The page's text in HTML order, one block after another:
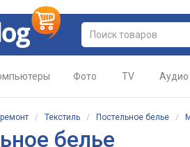
Фото TV Аудио
/ Текстиль / Постельное белье /
белье